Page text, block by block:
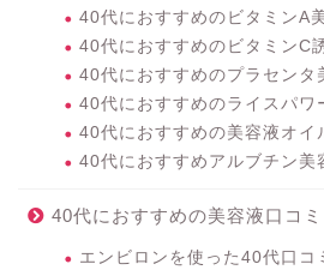
40代におすすめのビタミンA
40代におすすめのビタミンC
40代におすすめのプラセンタ
40代におすすめのライスパワ
40代におすすめの美容液オイ
40代におすすめアルブチン美
40代におすすめの美容液口コミ
エンビロンを使った40代口コ